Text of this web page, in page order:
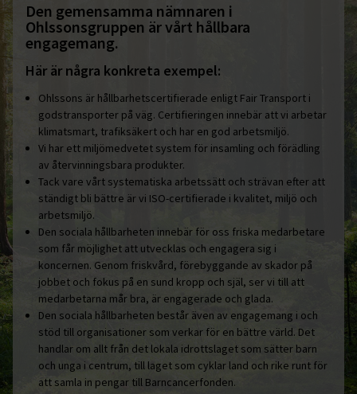
Den gemensamma nämnaren i
Ohlssonsgruppen är vårt hållbara
engagemang.
Här är några konkreta exempel:
Ohlssons är hållbarhetscertifierade enligt Fair Transport i
godstransporter på väg. Certifieringen innebär att vi arbetar
klimatsmart, trafiksäkert och har en god arbetsmiljö.
Vi har ett miljömedvetet system för insamling och förädling
av återvinningsbara produkter.
Tack vare vårt systematiska arbetssätt och strävan efter att
ständigt bli bättre är vi ISO-certifierade i kvalitet, miljö och
arbetsmiljö.
Den sociala hållbarheten innebär för oss friska medarbetare
som får möjlighet att utvecklas och engagera sig i
koncernen. Genom friskvård, förebyggande av skador på
jobbet och fokus på en sund kropp och själ, ser vi till att
medarbetarna mår bra, är engagerade och glada.
Den sociala hållbarheten består även av engagemang i och
stöd till organisationer som verkar för en bättre värld. Det
handlar om allt från det lokala idrottslaget som sätter barn
och unga i centrum, till laget som cyklar land och rike runt för
att samla in pengar till Barncancerfonden.